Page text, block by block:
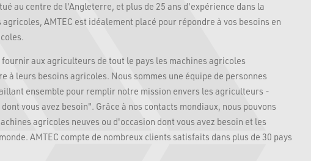
au centre de l'Angleterre, et plus de 25 ans d'expérience dans la
AMTEC est idéalement placé pour répondre à vos besoins en
fournir aux agriculteurs de tout le pays les machines agricoles
à leurs besoins agricoles. Nous sommes une équipe de personnes
ensemble pour remplir notre mission envers les agriculteurs -
vous avez besoin". Grâce à nos contacts mondiaux, nous pouvons
agricoles neuves ou d'occasion dont vous avez besoin et les
AMTEC compte de nombreux clients satisfaits dans plus de 30 pays